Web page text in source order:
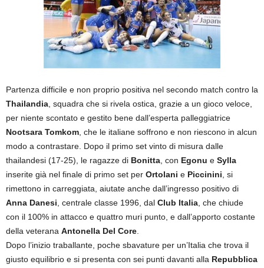
Partenza difficile e non proprio positiva nel secondo match contro la
Thailandia, squadra che si rivela ostica, grazie a un gioco veloce,
per niente scontato e gestito bene dall’esperta palleggiatrice
Nootsara Tomkom, che le italiane soffrono e non riescono in alcun
modo a contrastare. Dopo il primo set vinto di misura dalle
thailandesi (17-25), le ragazze di Bonitta, con Egonu e Sylla
inserite già nel finale di primo set per Ortolani e Piccinini, si
rimettono in carreggiata, aiutate anche dall’ingresso positivo di
Anna Danesi, centrale classe 1996, dal Club Italia, che chiude
con il 100% in attacco e quattro muri punto, e dall’apporto costante
della veterana Antonella Del Core.
Dopo l’inizio traballante, poche sbavature per un’Italia che trova il
giusto equilibrio e si presenta con sei punti davanti alla Repubblica